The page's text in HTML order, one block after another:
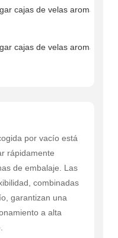
por vacío está
rápidamente
de embalaje. Las
combinadas
garantizan una
a alta